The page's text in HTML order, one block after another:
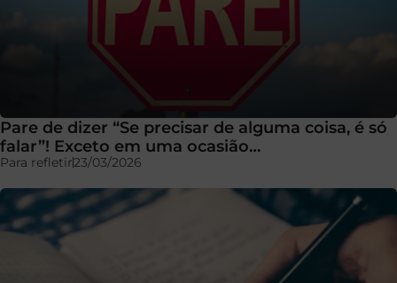
Pare de dizer “Se precisar de alguma coisa, é só
falar”! Exceto em uma ocasião…
Para refletir23/03/2026